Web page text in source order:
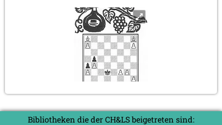
Bibliotheken die der CH&LS beigetreten sind: